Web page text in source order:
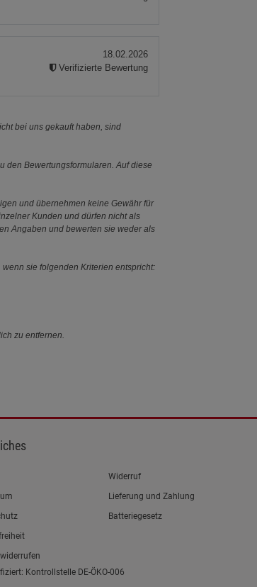
18.02.2026
Verifizierte Bewertung
bei uns gekauft haben, sind
den Bewertungsformularen. Auf diese
und übernehmen keine Gewähr für
Kunden und dürfen nicht als
Angaben und bewerten sie weder als
sie folgenden Kriterien entspricht:
zu entfernen.
zur
zur
zur
zur
Widerruf
Lieferung und Zahlung
Batteriegesetz
Kontrollstelle DE-ÖKO-006